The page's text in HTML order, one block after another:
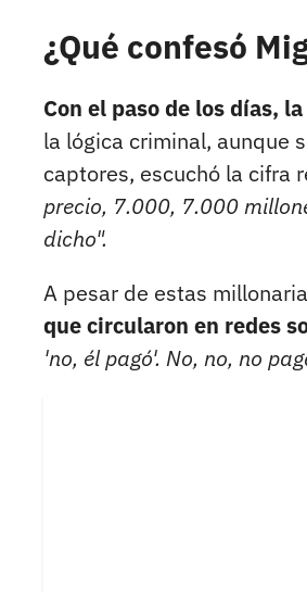
¿Qué confesó
Con el paso de los días,
la lógica criminal, aunque
captores, escuchó la cifra
precio, 7.000, 7.000
dicho".
A pesar de estas
que circularon en redes
'no, él pagó'. No, no, no